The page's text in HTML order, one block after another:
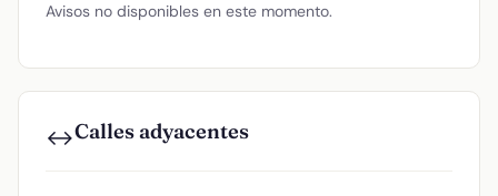
Avisos no disponibles en este momento.
↔️Calles adyacentes